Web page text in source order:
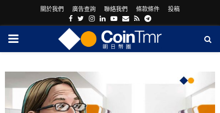
關於我們 廣告查詢 聯絡我們 條款條件 投稿
Facebook
Twitter
Instagram
LinkedinYoutube
Email
RssTelegram
PRIMARY